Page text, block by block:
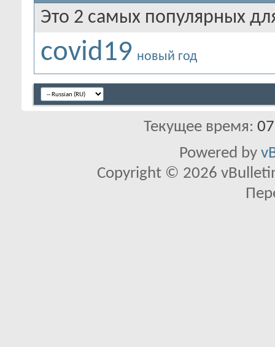
Это 2 самых популярных
covid19 новый год
Текущее время:
Powered by
Copyright © 2026